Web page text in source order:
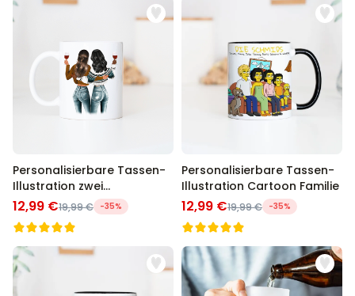
Personalisierbare Tassen-
Illustration zwei
Freundinnen
12,99 €19,99 € -35%
Personalisierbare Tassen-
Illustration Cartoon Familie
12,99 €19,99 € -35%